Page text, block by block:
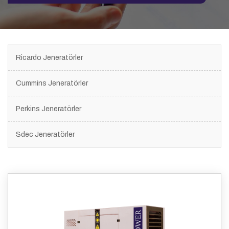
Ricardo Jeneratörler
Cummins Jeneratörler
Perkins Jeneratörler
Sdec Jeneratörler